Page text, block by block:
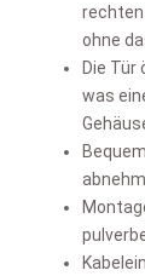
rechten
ohne
Die Tür
was